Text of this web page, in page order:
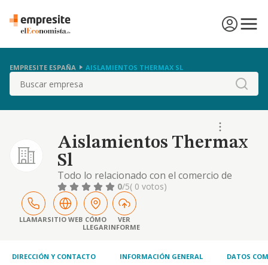
EMPRESITE ESPAÑA AISLAMIENTOS THERMAX SL
Buscar
Aislamientos Thermax
Sl
Todo lo relacionado con el comercio de
aislamientos, madera y materiales de
construccion
0/5( 0 votos)
LLAMARSITIO WEB CÓMO
LLEGAR
VER
INFORME
DIRECCIÓN Y CONTACTO INFORMACIÓN GENERAL DATOS